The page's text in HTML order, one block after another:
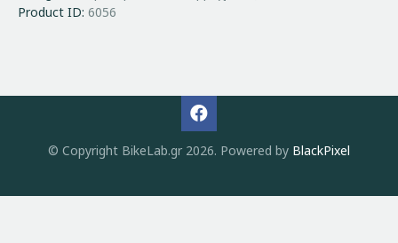
Product ID: 6056
© Copyright BikeLab.gr 2026. Powered by BlackPixel